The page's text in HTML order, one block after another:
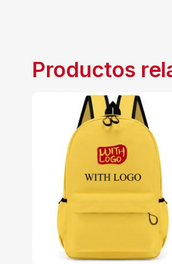
Productos